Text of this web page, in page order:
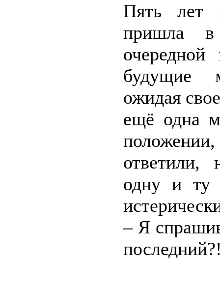
Пять лет
пришла в
будущие
ожидая
ещё одна
ответили,
одну и ту
– Я